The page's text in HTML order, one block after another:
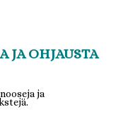
JA OHJAUSTA
ja